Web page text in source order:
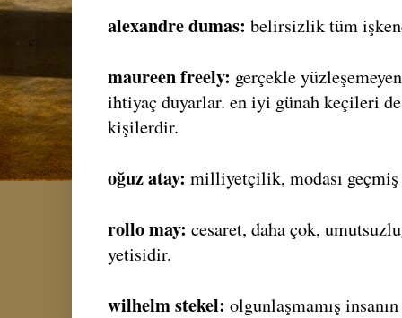
alexandre dumas: belirsizlik tüm
maureen freely: gerçekle
ihtiyaç duyarlar. en iyi günah keçileri de
kişilerdir.
oğuz atay: milliyetçilik, modası
rollo may: cesaret, daha çok,
yetisidir.
wilhelm stekel: olgunlaşmamış